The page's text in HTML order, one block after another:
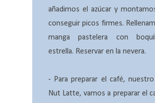
añadimos el azúcar y
conseguir picos firmes.
manga pastelera con
estrella. Reservar en la nevera.
- Para preparar el café,
Nut Latte, vamos a preparar el